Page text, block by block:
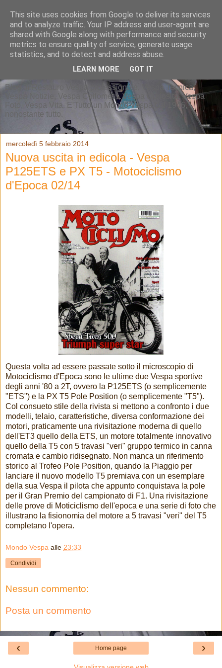
Blog di Restauro Vespa professionale, Vespa Tecnica,
Vespa Notizie, Vespa Chilometri, Vespa Curiosità, Vespa
Foto, Vespa Vita. E'Tutto un Mondo Vespa dal 1946,
nonostante tutto.
mercoledì 5 febbraio 2014
Nuova uscita in edicola - Vespa
P125ETS e PX T5 - Motociclismo
d'Epoca 02/14
Questa volta ad essere passate sotto il microscopio di
Motociclismo d'Epoca sono le ultime due Vespa sportive
degli anni '80 a 2T, ovvero la P125ETS (o semplicemente
"ETS") e la PX T5 Pole Position (o semplicemente "T5").
Col consueto stile della rivista si mettono a confronto i due
modelli, telaio, caratteristiche, diversa conformazione dei
motori, praticamente una rivisitazione moderna di quello
dell'ET3 quello della ETS, un motore totalmente innovativo
quello della T5 con 5 travasi "veri" gruppo termico in canna
cromata e cambio ridisegnato. Non manca un riferimento
storico al Trofeo Pole Position, quando la Piaggio per
lanciare il nuovo modello T5 premiava con un esemplare
della sua Vespa il pilota che appunto conquistava la pole
per il Gran Premio del campionato di F1. Una rivisitazione
delle prove di Moticiclismo dell'epoca e una serie di foto che
illustrano la fisionomia del motore a 5 travasi "veri" del T5
completano l'opera.
Mondo Vespa alle 23:33
Condividi
Nessun commento:
Posta un commento
‹ ›
Home page
This site uses cookies from Google to deliver its services
and to analyze traffic. Your IP address and user-agent are
shared with Google along with performance and security
metrics to ensure quality of service, generate usage
statistics, and to detect and address abuse.
LEARN MORE GOT IT